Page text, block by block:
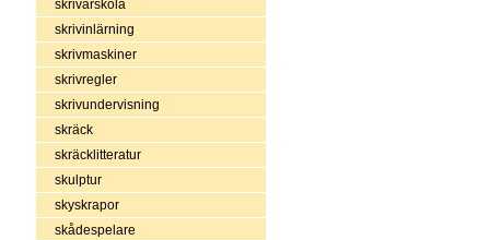
skrivarskola
skrivinlärning
skrivmaskiner
skrivregler
skrivundervisning
skräck
skräcklitteratur
skulptur
skyskrapor
skådespelare